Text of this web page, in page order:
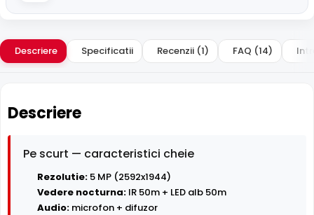
Descriere Specificatii Recenzii (1) FAQ (14)
Descriere
Pe scurt — caracteristici cheie
Rezolutie: 5 MP (2592x1944)
Vedere nocturna: IR 50m + LED alb 50m
Audio: microfon + difuzor